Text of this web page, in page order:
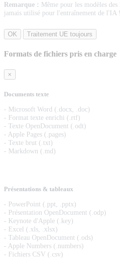
Remarque : Même pour les modèles
jamais utilisé pour l'entraînement de l'IA !
OK Traitement UE toujours
Formats de fichiers pris en charge
×
Documents texte
- Microsoft Word (.docx, .doc)
- Format texte enrichi (.rtf)
- Texte OpenDocument (.odt)
- Apple Pages (.pages)
- Texte brut (.txt)
- Markdown (.md)
Présentations & tableaux
- PowerPoint (.ppt, .pptx)
- Présentation OpenDocument (.odp)
- Keynote d'Apple (.key)
- Excel (.xls, .xlsx)
- Tableau OpenDocument (.ods)
- Apple Numbers (.numbers)
- Fichiers CSV (.csv)